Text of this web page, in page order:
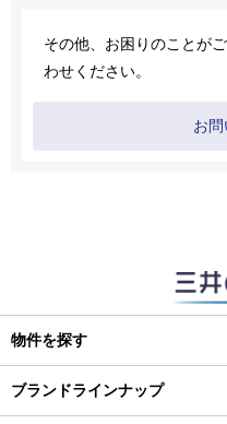
その他、お困りのことが
わせください。
お
物件を探す
ブランドラインナップ